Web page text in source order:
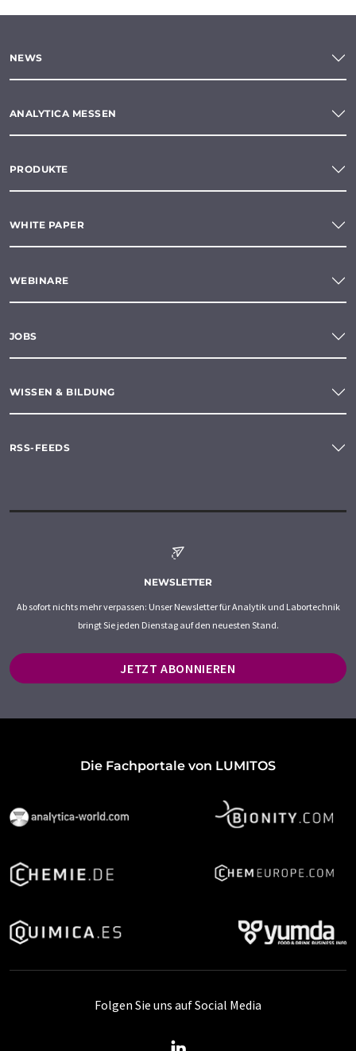
NEWS
ANALYTICA MESSEN
PRODUKTE
WHITE PAPER
WEBINARE
JOBS
WISSEN & BILDUNG
RSS-FEEDS
NEWSLETTER
Ab sofort nichts mehr verpassen: Unser Newsletter für Analytik und Labortechnik
bringt Sie jeden Dienstag auf den neuesten Stand.
JETZT ABONNIEREN
Die Fachportale von LUMITOS
Folgen Sie uns auf Social Media